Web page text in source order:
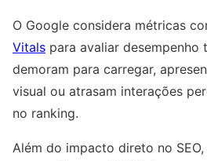
O Google considera métricas
Vitals para avaliar desempenho
demoram para carregar,
visual ou atrasam interações
no ranking.
Além do impacto direto no